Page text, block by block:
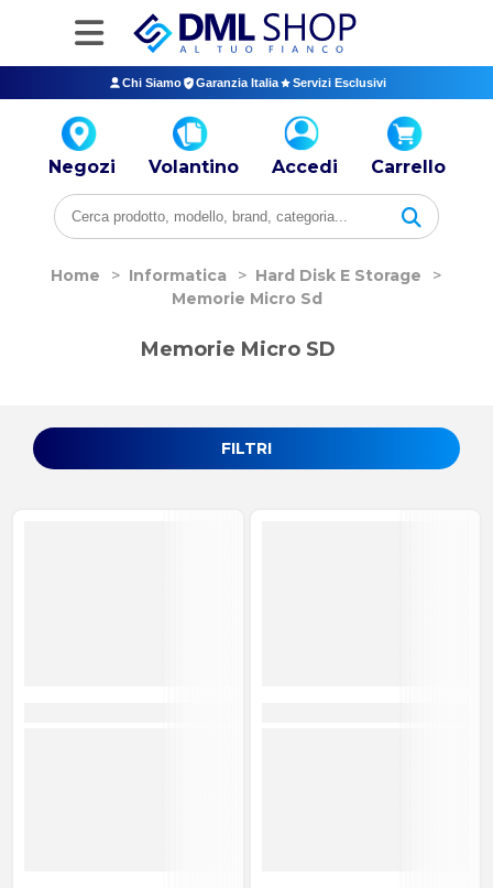
Chi Siamo Garanzia Italia Servizi Esclusivi
Negozi Volantino Accedi Carrello
Home > Informatica > Hard Disk E Storage
>
Memorie Micro Sd
FILTRI
Memorie Micro SD